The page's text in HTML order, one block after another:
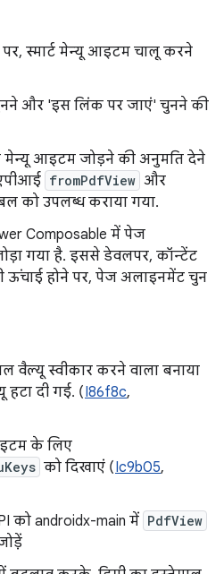
स्मार्ट मेन्यू आइटम चालू करने
और 'इस लिंक पर जाएं' चुनने की
आइटम जोड़ने की अनुमति देने
fromPdfView और
को उपलब्ध कराया गया.
Composable में पेज
गया है. इससे डेवलपर, कॉन्टेंट
ऊंचाई होने पर, पेज अलाइनमेंट चुन
वैल्यू स्वीकार करने वाला बनाया
हटा दी गई. (I86f8c,
के लिए
को दिखाएं (Ic9b05,
को androidx-main में PdfView